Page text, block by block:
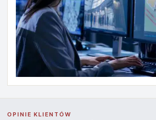
OPINIE KLIENTÓW